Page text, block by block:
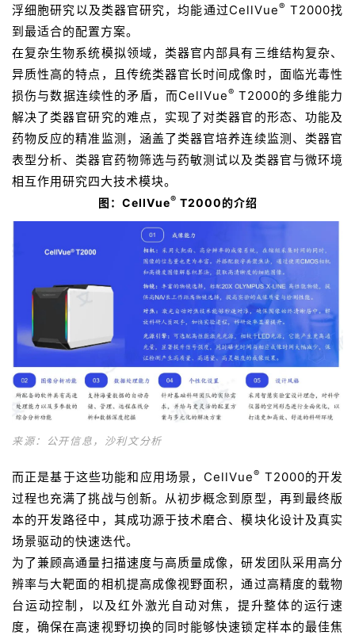
浮细胞研究以及类器官研究，均能通过CellVue® T2000找
到最适合的配置方案。
在复杂生物系统模拟领域，类器官内部具有三维结构复杂、
异质性高的特点，且传统类器官长时间成像时，面临光毒性
损伤与数据连续性的矛盾，而CellVue® T2000的多维能力
解决了类器官研究的难点，实现了对类器官的形态、功能及
药物反应的精准监测，涵盖了类器官培养连续监测、类器官
表型分析、类器官药物筛选与药敏测试以及类器官与微环境
相互作用研究四大技术模块。
图：CellVue® T2000的介绍
来源：公开信息，沙利文分析
而正是基于这些功能和应用场景，CellVue® T2000的开发
过程也充满了挑战与创新。从初步概念到原型，再到最终版
本的开发路径中，其成功源于技术磨合、模块化设计及真实
场景驱动的快速迭代。
为了兼顾高通量扫描速度与高质量成像，研发团队采用高分
辨率与大靶面的相机提高成像视野面积，通过高精度的载物
台运动控制，以及红外激光自动对焦，提升整体的运行速
度，确保在高速视野切换的同时能够快速锁定样本的最佳焦